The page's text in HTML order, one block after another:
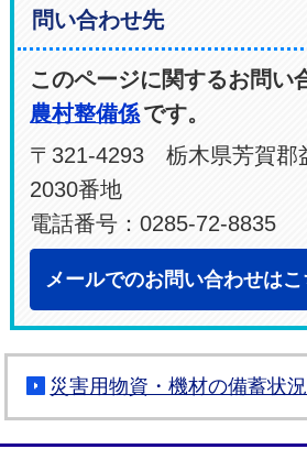
問い合わせ先
このページに関するお問い
農村整備係です。
〒321-4293 栃木県芳賀郡
2030番地
電話番号：0285-72-8835
メールでのお問い合わせはこ
災害用物資・機材の備蓄状